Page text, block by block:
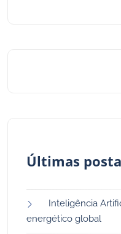
Últimas
Inteligência
energético global